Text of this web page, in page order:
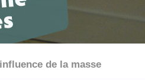
de la masse